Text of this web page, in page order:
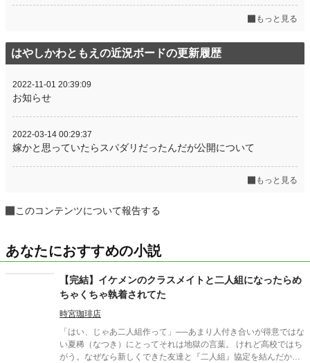
もっと見る
はやしかわともえの近況ボードの更新履歴
2022-11-01 20:39:09
お知らせ
2022-03-14 00:29:37
嫁かと思っていたらスパダリだったんだが公開について
もっと見る
このコンテンツについて報告する
あなたにおすすめの小説
【完結】イケメンのクラスメイトと二人組になったらめ
ちゃくちゃ執着されてた
時宮珈琲店
「はい、じゃあ二人組作って」──あまり人付き合いが得意ではな
い夏稀（なつき）にとってそれは地獄の言葉。 けれど高校ではち
がう。なぜなら新しくできた友達と『二人組』協定を結んだか